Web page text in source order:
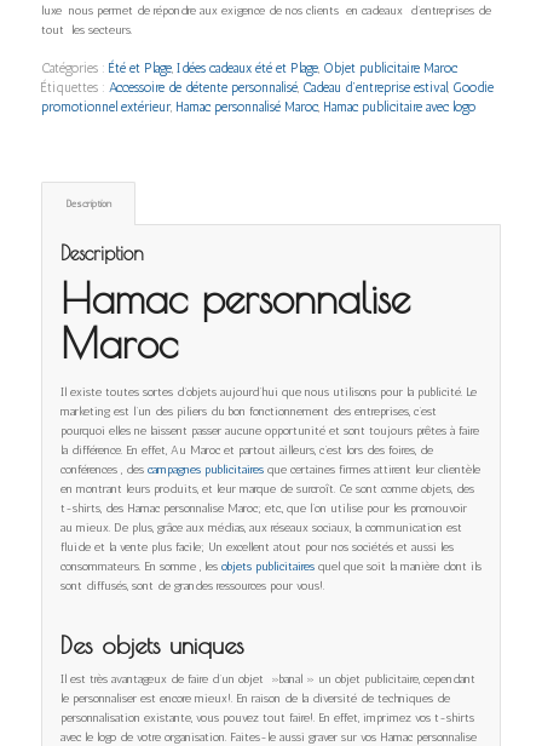
luxe nous permet de répondre aux exigence de nos clients en cadeaux d’entreprises de
tout les secteurs.
Catégories : Été et Plage, Idées cadeaux été et Plage, Objet publicitaire Maroc
Étiquettes : Accessoire de détente personnalisé, Cadeau d’entreprise estival, Goodie
promotionnel extérieur, Hamac personnalisé Maroc, Hamac publicitaire avec logo
Description
Description
Hamac personnalise
Maroc
Il existe toutes sortes d’objets aujourd’hui que nous utilisons pour la publicité. Le
marketing est l’un des piliers du bon fonctionnement des entreprises, c’est
pourquoi elles ne laissent passer aucune opportunité et sont toujours prêtes à faire
la différence. En effet, Au Maroc et partout ailleurs, c’est lors des foires, de
conférences , des campagnes publicitairesque certaines firmes attirent leur clientèle
en montrant leurs produits, et leur marque de surcroît. Ce sont comme objets, des
t-shirts, des Hamac personnalise Maroc; etc., que l’on utilise pour les promouvoir
au mieux. De plus, grâce aux médias, aux réseaux sociaux, la communication est
fluide et la vente plus facile; Un excellent atout pour nos sociétés et aussi les
consommateurs. En somme , les objets publicitairesquel que soit la manière dont ils
sont diffusés, sont de grandes ressources pour vous!.
Des objets uniques
Il est très avantageux de faire d’un objet »banal » un objet publicitaire, cependant
le personnaliser est encore mieux!. En raison de la diversité de techniques de
personnalisation existante, vous pouvez tout faire!. En effet, imprimez vos t-shirts
avec le logo de votre organisation. Faites-le aussi graver sur vos Hamac personnalise